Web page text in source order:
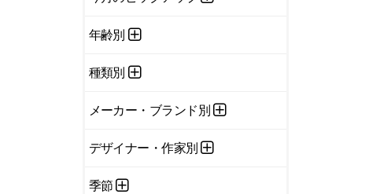
年齢別
種類別
メーカー・ブランド別
デザイナー・作家別
季節